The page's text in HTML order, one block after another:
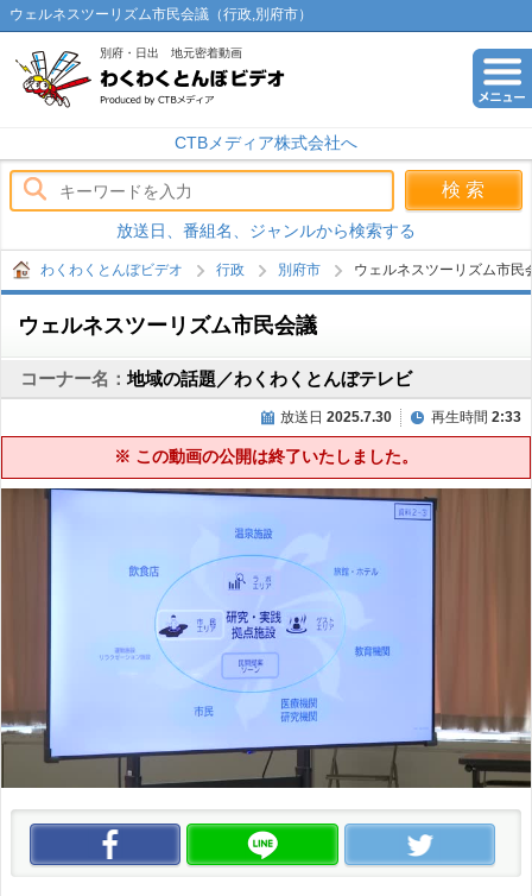
ウェルネスツーリズム市民会議（行政,別府市）
別府・日出 地元密着動画
CTBメディア株式会社へ
放送日、番組名、ジャンルから検索する
わくわくとんぼビデオ 行政 別府市 ウェルネスツーリズム市民
ウェルネスツーリズム市民会議
コーナー名：地域の話題／わくわくとんぼテレビ
放送日 2025.7.30 再生時間 2:33
※ この動画の公開は終了いたしました。
この動画をいいね！ この動画をLINEで送る